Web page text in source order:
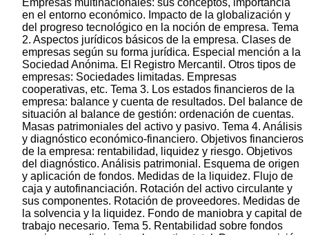
en el entorno económico. Impacto de la globalización y
del progreso tecnológico en la noción de empresa. Tema
2. Aspectos jurídicos básicos de la empresa. Clases de
empresas según su forma jurídica. Especial mención a la
Sociedad Anónima. El Registro Mercantil. Otros tipos de
empresas: Sociedades limitadas. Empresas
cooperativas, etc. Tema 3. Los estados financieros de la
empresa: balance y cuenta de resultados. Del balance de
situación al balance de gestión: ordenación de cuentas.
Masas patrimoniales del activo y pasivo. Tema 4. Análisis
y diagnóstico económico-financiero. Objetivos financieros
de la empresa: rentabilidad, liquidez y riesgo. Objetivos
del diagnóstico. Análisis patrimonial. Esquema de origen
y aplicación de fondos. Medidas de la liquidez. Flujo de
caja y autofinanciación. Rotación del activo circulante y
sus componentes. Rotación de proveedores. Medidas de
la solvencia y la liquidez. Fondo de maniobra y capital de
trabajo necesario. Tema 5. Rentabilidad sobre fondos